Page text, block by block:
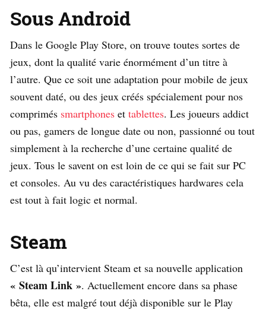
Sous Android
Dans le Google Play Store, on trouve toutes sortes de
jeux, dont la qualité varie énormément d’un titre à
l’autre. Que ce soit une adaptation pour mobile de jeux
souvent daté, ou des jeux créés spécialement pour nos
comprimés smartphones et tablettes. Les joueurs addict
ou pas, gamers de longue date ou non, passionné ou tout
simplement à la recherche d’une certaine qualité de
jeux. Tous le savent on est loin de ce qui se fait sur PC
et consoles. Au vu des caractéristiques hardwares cela
est tout à fait logic et normal.
Steam
C’est là qu’intervient Steam et sa nouvelle application
« Steam Link ». Actuellement encore dans sa phase
bêta, elle est malgré tout déjà disponible sur le Play